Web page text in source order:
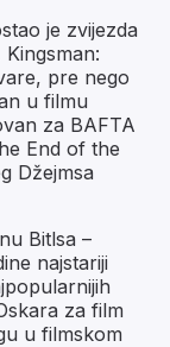
je zvijezda
pre nego
u filmu
za BAFTA
End of the
Džejmsa
Bitlsa –
najstariji
za film
u filmskom